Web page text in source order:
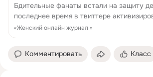
Бдительные фанаты встали на защиту
последнее время в твиттере
На днях в центре скандала оказался
«Женский онлайн журнал »
Комментировать Класс